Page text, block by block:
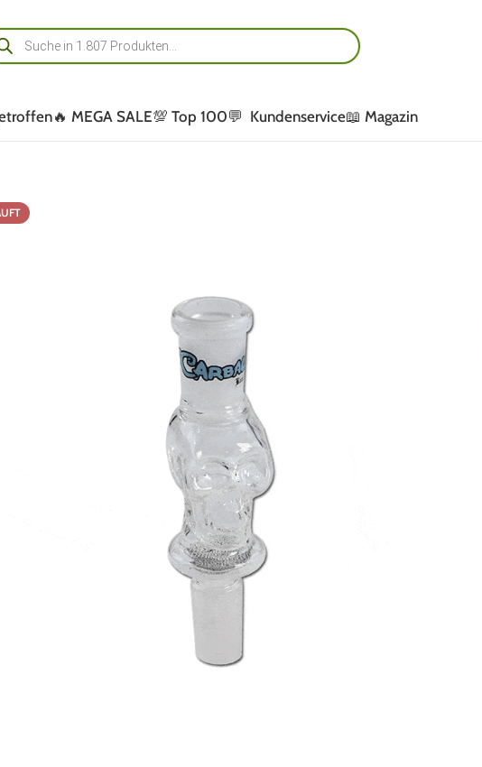
🔥 MEGA SALE💯 Top 100💬 Kundenservice📖 Magazin